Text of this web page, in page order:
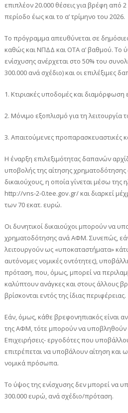
επιπλέον 20.000 θέσεις για βρέφη από
περίοδο έως και το α’ τρίμηνο του 2026.
Το πρόγραμμα απευθύνεται σε δημόσιες
καθώς και ΝΠΔΔ και ΟΤΑ α’ βαθμού. Το
ενίσχυσης ανέρχεται στο 50% του
300.000 ανά σχέδιο) και οι επιλέξιμες
1. Κτιριακές υποδομές και
2. Μόνιμο εξοπλισμό για τη λειτουργία
3. Απαιτούμενες προπαρασκευαστικές
Η έναρξη επιλεξιμότητας δαπανών
υποβολής της αίτησης
δικαιούχους, η οποία γίνεται μέσω της
http://vns-2-0.tee.gov.gr/ και διαρκεί
των 70 εκατ. ευρώ.
Οι δυνητικοί δικαιούχοι μπορούν να
χρηματοδότησης ανά ΑΦΜ. Συνεπώς,
λειτουργούν ως «υποκαταστήματα»
αυτόνομες νομικές οντότητες),
πρόταση, που, όμως, μπορεί να
καλύπτουν ανάγκες και στους άλλους
βρίσκονται εντός της ίδιας περιφέρειας.
Εάν, όμως, κάθε βρεφονηπιακός είναι
της ΑΦΜ, τότε μπορούν να υποβληθούν
Επιχειρήσεις- εργοδότες που
επιτρέπεται να υποβάλουν αίτηση και
νομικά πρόσωπα.
Το ύψος της ενίσχυσης δεν μπορεί να
300.000 ευρώ, ανά σχέδιο/πρόταση.